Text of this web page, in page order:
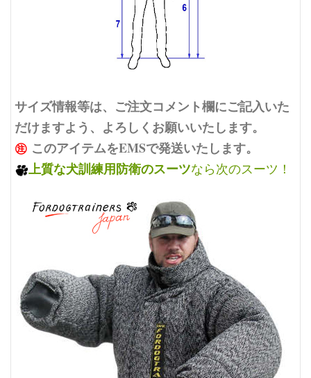
サイズ情報等は、ご注文コメント欄にご記入いた
だけますよう、よろしくお願いいたします。
㊟ このアイテムをEMSで発送いたします。
上質な犬訓練用防衛のスーツなら次のスーツ！